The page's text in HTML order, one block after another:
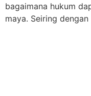
bagaimana hukum
maya. Seiring